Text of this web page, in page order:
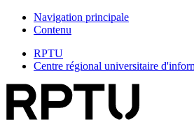
Navigation principale
Contenu
RPTU
Centre régional universitaire